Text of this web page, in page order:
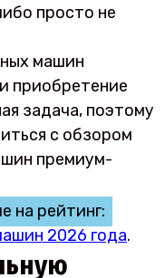
просто не
машин
приобретение
задача, поэтому
с обзором
премиум-
на рейтинг:
2026 года.